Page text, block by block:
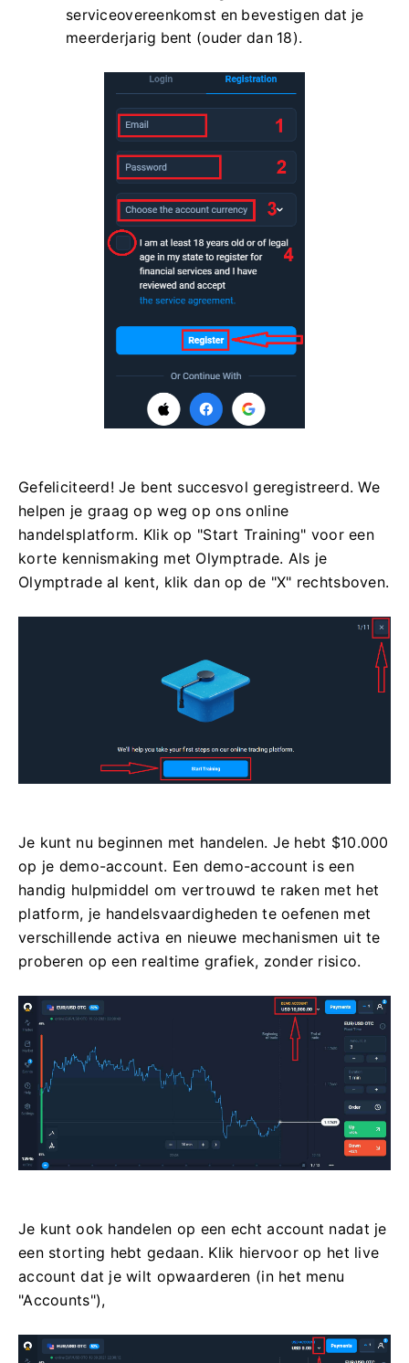
serviceovereenkomst en bevestigen dat je
meerderjarig bent (ouder dan 18).
Gefeliciteerd! Je bent succesvol geregistreerd. We
helpen je graag op weg op ons online
handelsplatform. Klik op "Start Training" voor een
korte kennismaking met Olymptrade. Als je
Olymptrade al kent, klik dan op de "X" rechtsboven.
Je kunt nu beginnen met handelen. Je hebt $10.000
op je demo-account. Een demo-account is een
handig hulpmiddel om vertrouwd te raken met het
platform, je handelsvaardigheden te oefenen met
verschillende activa en nieuwe mechanismen uit te
proberen op een realtime grafiek, zonder risico.
Je kunt ook handelen op een echt account nadat je
een storting hebt gedaan. Klik hiervoor op het live
account dat je wilt opwaarderen (in het menu
"Accounts"),